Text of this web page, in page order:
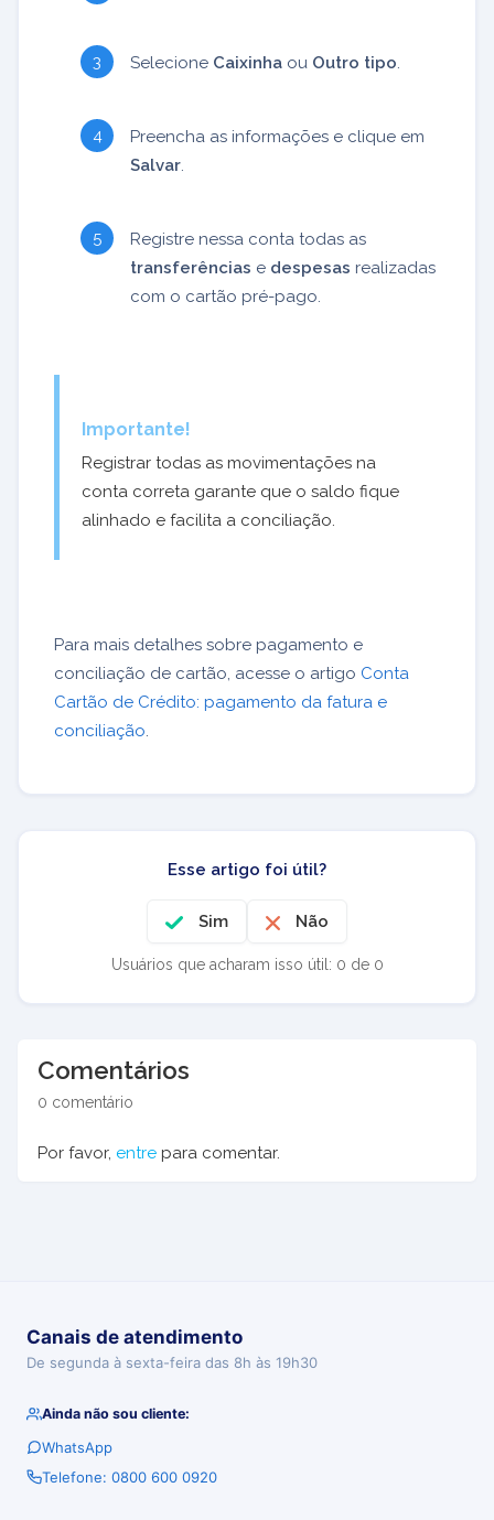
Selecione Caixinha ou Outro tipo
Preencha as informações e clique em
Salvar
Registre nessa conta todas as
transferências e despesas realizadas
com o cartão pré-pago.
Importante!
Registrar todas as movimentações na
conta correta garante que o saldo fique
alinhado e facilita a conciliação.
Para mais detalhes sobre pagamento e
conciliação de cartão, acesse o artigo Conta
Cartão de Crédito: pagamento da fatura e
conciliação.
Esse artigo foi útil?
Sim Não
Usuários que acharam isso útil: 0 de 0
Comentários
0 comentário
Por favor, entre para comentar.
Canais de atendimento
De segunda à sexta-feira das 8h às 19h30
Ainda não sou cliente:
WhatsApp
Telefone: 0800 600 0920